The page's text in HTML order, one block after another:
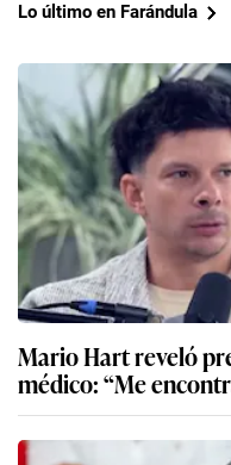
Lo último en Farándula
Mario Hart reveló
médico: “Me